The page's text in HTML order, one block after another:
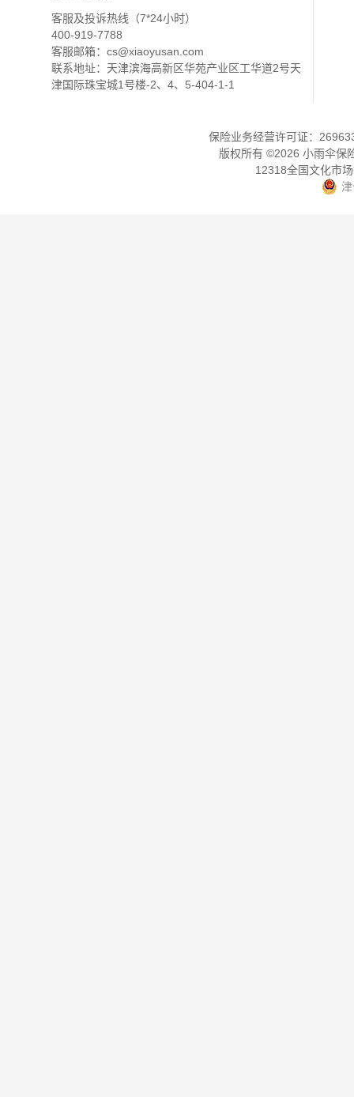
客服及投诉热线（7*24小时）
400-919-7788
客服邮箱： cs@xiaoyusan.com
联系地址：天津滨海高新区华苑产业区工华道2号天
津国际珠宝城1号楼-2、4、5-404-1-1
保险业务经营许可证：
版权所有 ©2026 小雨伞保
12318全国文化市